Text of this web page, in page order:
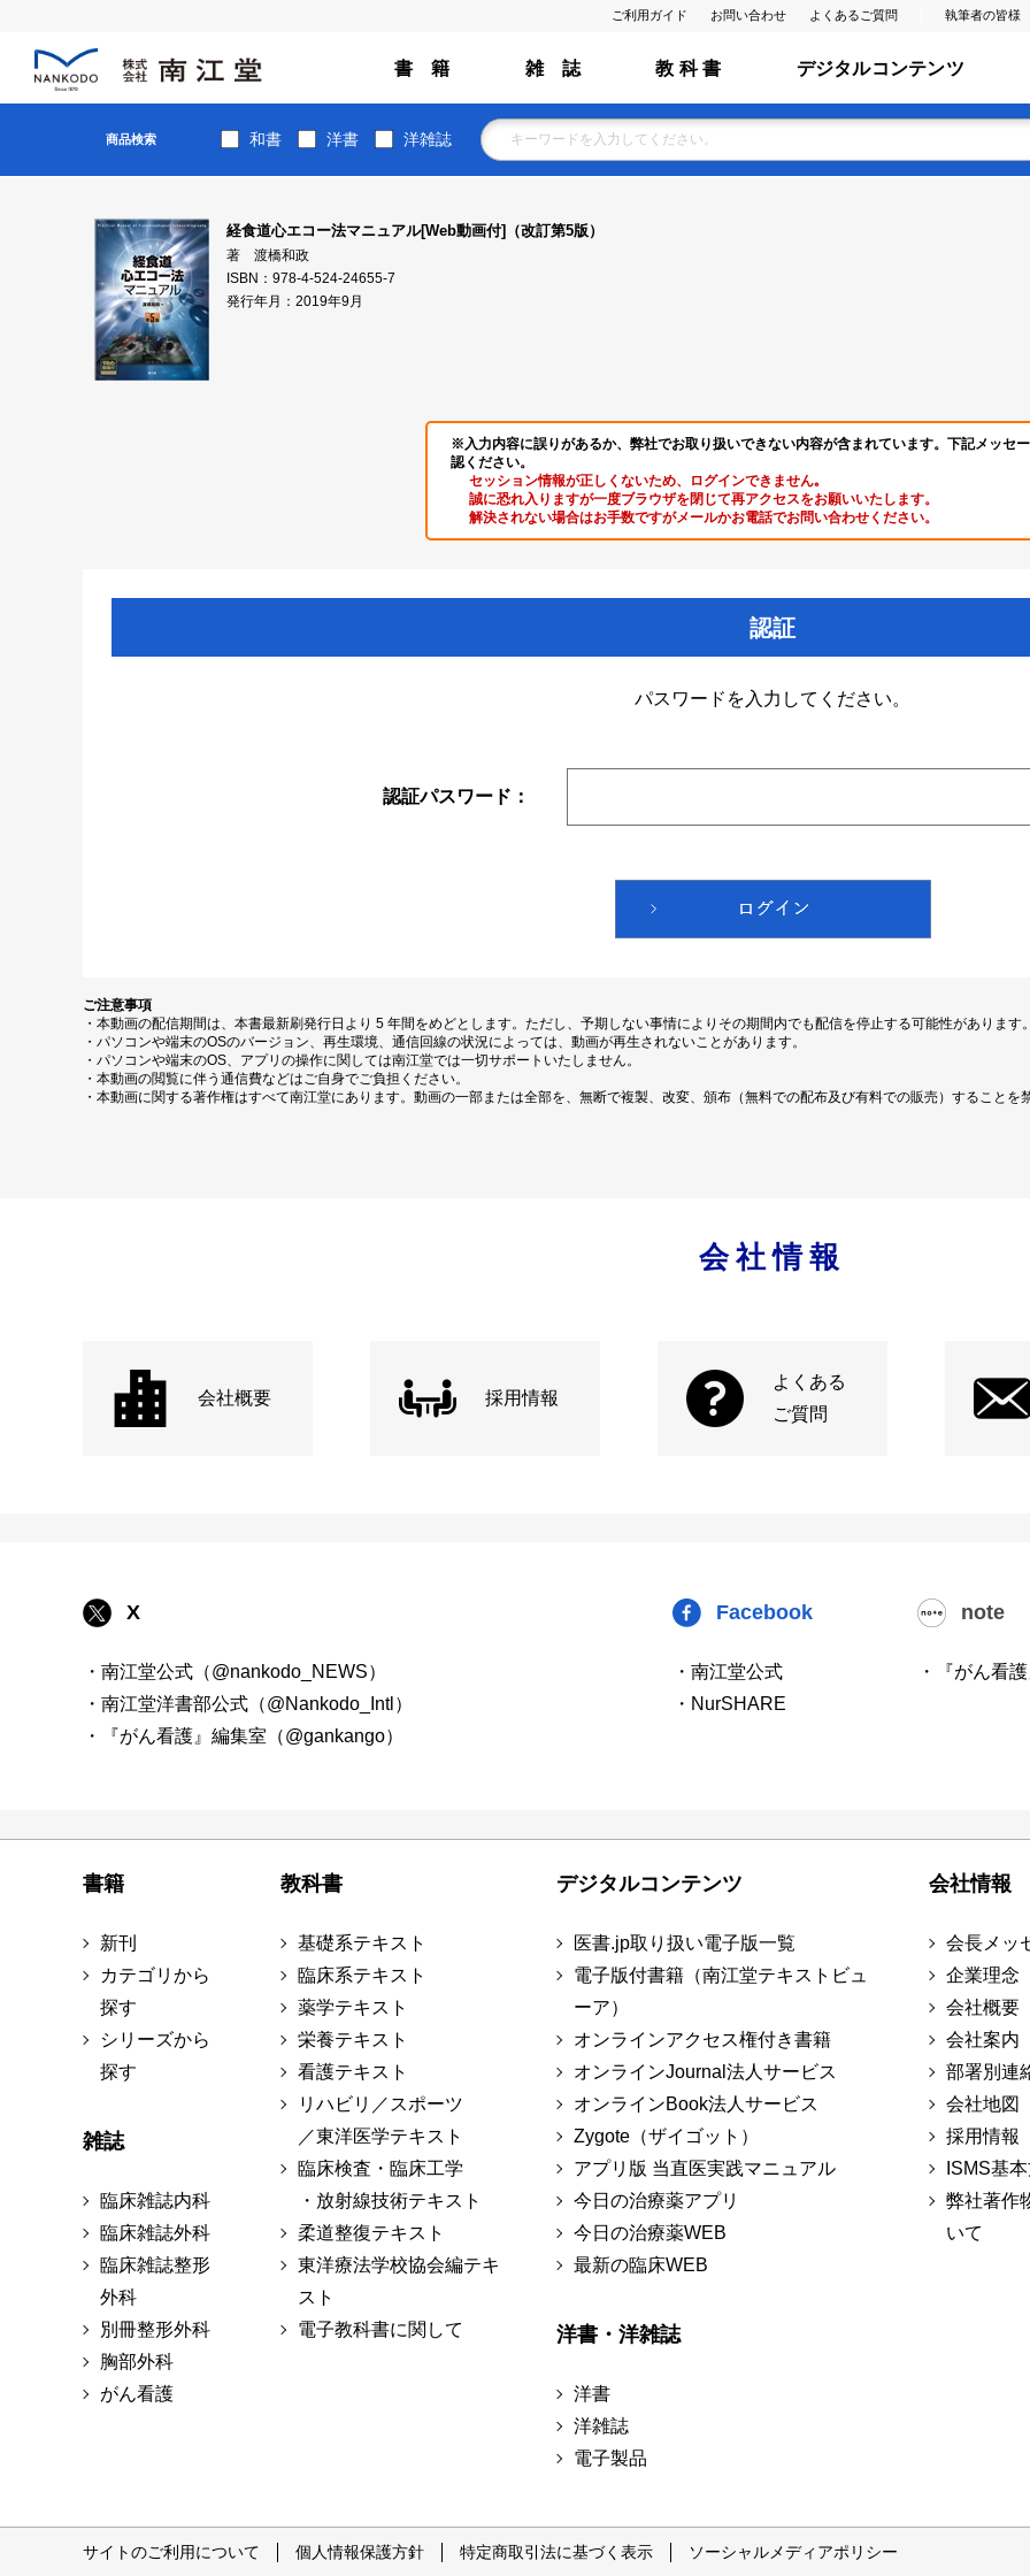
ご利用ガイド お問い合わせ よくあるご質問 執筆者の皆様
書 籍 雑 誌 教 科 書 デジタルコンテンツ
商品検索 和書 洋書 洋雑誌
経食道心エコー法マニュアル[Web動画付]（改訂第5版）
著 渡橋和政
ISBN：978-4-524-24655-7
発行年月：2019年9月
※入力内容に誤りがあるか、弊社でお取り扱いできない内容が含まれています。下記メッセ
認ください。
セッション情報が正しくないため、ログインできません｡
誠に恐れ入りますが一度ブラウザを閉じて再アクセスをお願いいたします。
解決されない場合はお手数ですがメールかお電話でお問い合わせください。
認証
パスワードを入力してください。
認証パスワード：
ご注意事項
・本動画の配信期間は、本書最新刷発行日より 5 年間をめどとします。ただし、予期しない事情によりその期間内でも配信を停止する可能性があります
・パソコンや端末のOSのバージョン、再生環境、通信回線の状況によっては、動画が再生されないことがあります。
・パソコンや端末のOS、アプリの操作に関しては南江堂では一切サポートいたしません。
・本動画の閲覧に伴う通信費などはご自身でご負担ください。
・本動画に関する著作権はすべて南江堂にあります。動画の一部または全部を、無断で複製、改変、頒布（無料での配布及び有料での販売）することを
会社情報
会社概要 採用情報
よくある
ご質問
X
・南江堂公式（@nankodo_NEWS）
・南江堂洋書部公式（@Nankodo_Intl）
・『がん看護』編集室（@gankango）
Facebook
・南江堂公式
・NurSHARE
note
・『がん看
書籍
新刊
カテゴリから
探す
シリーズから
探す
雑誌
臨床雑誌内科
臨床雑誌外科
臨床雑誌整形
外科
別冊整形外科
胸部外科
がん看護
教科書
基礎系テキスト
臨床系テキスト
薬学テキスト
栄養テキスト
看護テキスト
リハビリ／スポーツ
／東洋医学テキスト
臨床検査・臨床工学
・放射線技術テキスト
柔道整復テキスト
東洋療法学校協会編テキ
スト
電子教科書に関して
デジタルコンテンツ
医書.jp取り扱い電子版一覧
電子版付書籍（南江堂テキストビュ
ーア）
オンラインアクセス権付き書籍
オンラインJournal法人サービス
オンラインBook法人サービス
Zygote（ザイゴット）
アプリ版 当直医実践マニュアル
今日の治療薬アプリ
今日の治療薬WEB
最新の臨床WEB
洋書・洋雑誌
洋書
洋雑誌
電子製品
会社情報
会長メッ
企業理念
会社概要
会社案内
部署別連
会社地図
採用情報
ISMS基
弊社著作
いて
サイトのご利用について 個人情報保護方針 特定商取引法に基づく表示 ソーシャルメディアポリシー